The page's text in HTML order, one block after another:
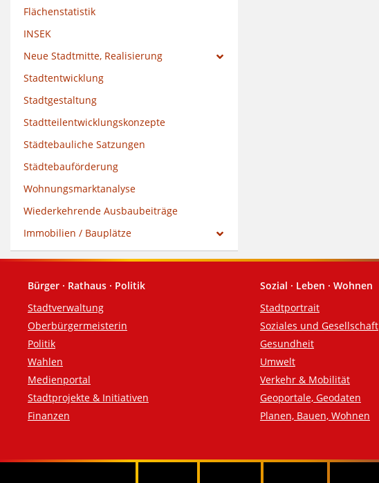
Flächenstatistik
INSEK
Neue Stadtmitte, Realisierung
Stadtentwicklung
Stadtgestaltung
Stadtteilentwicklungskonzepte
Städtebauliche Satzungen
Städtebauförderung
Wohnungsmarktanalyse
Wiederkehrende Ausbaubeiträge
Immobilien / Bauplätze
Fußzeile
Bürger · Rathaus · Politik
Stadtverwaltung
Oberbürgermeisterin
Politik
Wahlen
Medienportal
Stadtprojekte & Initiativen
Finanzen
Sozial · Leben · Wohnen
Stadtportrait
Soziales und Gesellschaft
Gesundheit
Umwelt
Verkehr & Mobilität
Geoportale, Geodaten
Planen, Bauen, Wohnen